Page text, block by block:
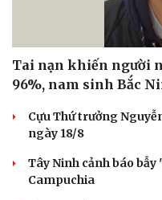
Tai nạn khiến người
96%, nam sinh Bắc
Cựu Thứ trưởng
ngày 18/8
Tây Ninh cảnh báo bẫy
Campuchia